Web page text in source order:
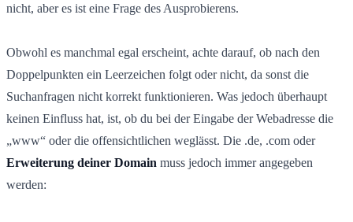
nicht, aber es ist eine Frage des Ausprobierens.
Obwohl es manchmal egal erscheint, achte darauf, ob nach den
Doppelpunkten ein Leerzeichen folgt oder nicht, da sonst die
Suchanfragen nicht korrekt funktionieren. Was jedoch überhaupt
keinen Einfluss hat, ist, ob du bei der Eingabe der Webadresse die
„www“ oder die offensichtlichen weglässt. Die .de, .com oder
Erweiterung deiner Domain muss jedoch immer angegeben
werden: